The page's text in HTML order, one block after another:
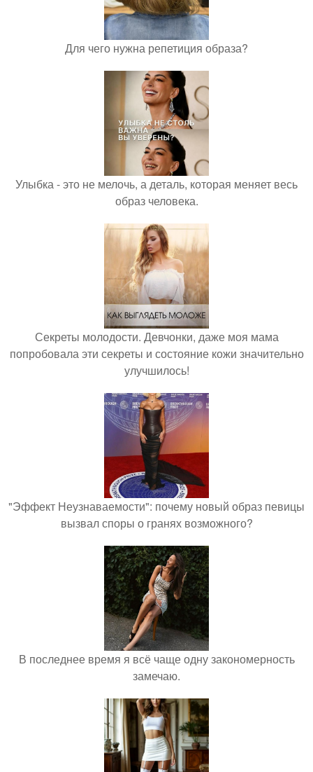
Для чего нужна репетиция образа?
Улыбка - это не мелочь, а деталь, которая меняет весь
образ человека.
Секреты молодости. Девчонки, даже моя мама
попробовала эти секреты и состояние кожи значительно
улучшилось!
"Эффект Неузнаваемости": почему новый образ певицы
вызвал споры о гранях возможного?
В последнее время я всё чаще одну закономерность
замечаю.